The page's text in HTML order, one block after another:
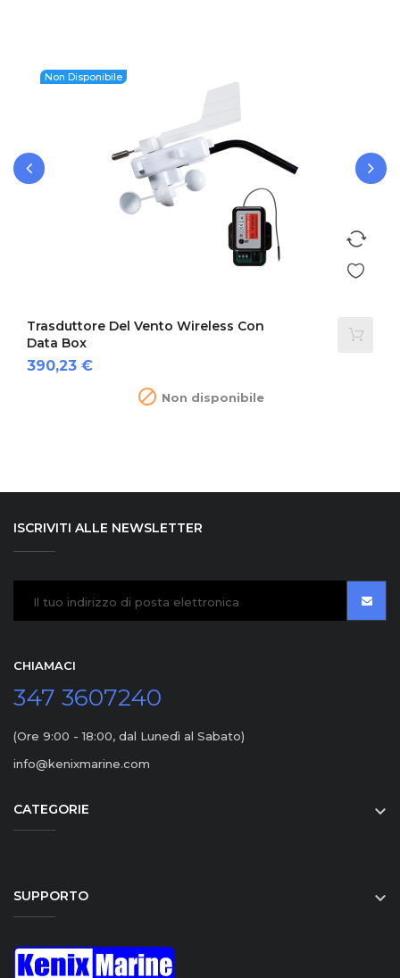
Non Disponibile
Trasduttore Del Vento Wireless Con
Data Box
Prezzo
390,23 €
 Non disponibile
ISCRIVITI ALLE NEWSLETTER
CHIAMACI
347 3607240
(Ore 9:00 - 18:00, dal Lunedì al Sabato)
info@kenixmarine.com
CATEGORIE 
SUPPORTO 